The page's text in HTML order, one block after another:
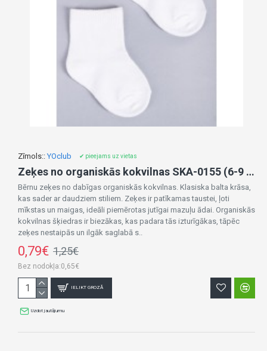
Zīmols:: YOclub ✔ pieejams uz vietas
Zeķes no organiskās kokvilnas SKA-0155 (6-9 mēn.)
Bērnu zeķes no dabīgas organiskās kokvilnas. Klasiska balta krāsa,
kas sader ar daudziem stiliem. Zeķes ir patīkamas taustei, ļoti
mīkstas un maigas, ideāli piemērotas jutīgai mazuļu ādai. Organiskās
kokvilnas šķiedras ir biezākas, kas padara tās izturīgākas, tāpēc
zeķes nestaipās un ilgāk saglabā s..
0,79€ 1,25€
Bez nodokļa:0,65€
IELIKT GROZĀ
Uzdot jautājumu